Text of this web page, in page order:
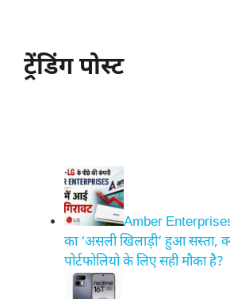
ट्रेंडिंग पोस्ट
Amber
का ‘असली खिलाड़ी’ हुआ सस्ता,
पोर्टफोलियो के लिए सही मौका है?